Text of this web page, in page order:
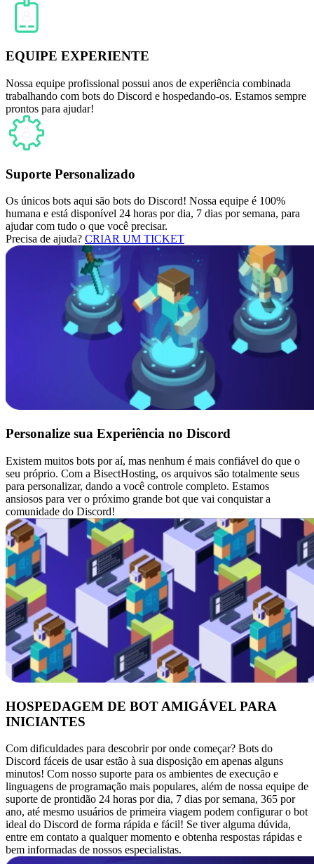
EQUIPE EXPERIENTE
Nossa equipe profissional possui anos de experiência combinada
trabalhando com bots do Discord e hospedando-os. Estamos sempre
prontos para ajudar!
Suporte Personalizado
Os únicos bots aqui são bots do Discord! Nossa equipe é 100%
humana e está disponível 24 horas por dia, 7 dias por semana, para
ajudar com tudo o que você precisar.
Precisa de ajuda? CRIAR UM TICKET
Personalize sua Experiência no Discord
Existem muitos bots por aí, mas nenhum é mais confiável do que o
seu próprio. Com a BisectHosting, os arquivos são totalmente seus
para personalizar, dando a você controle completo. Estamos
ansiosos para ver o próximo grande bot que vai conquistar a
comunidade do Discord!
HOSPEDAGEM DE BOT AMIGÁVEL PARA
INICIANTES
Com dificuldades para descobrir por onde começar? Bots do
Discord fáceis de usar estão à sua disposição em apenas alguns
minutos! Com nosso suporte para os ambientes de execução e
linguagens de programação mais populares, além de nossa equipe de
suporte de prontidão 24 horas por dia, 7 dias por semana, 365 por
ano, até mesmo usuários de primeira viagem podem configurar o bot
ideal do Discord de forma rápida e fácil! Se tiver alguma dúvida,
entre em contato a qualquer momento e obtenha respostas rápidas e
bem informadas de nossos especialistas.